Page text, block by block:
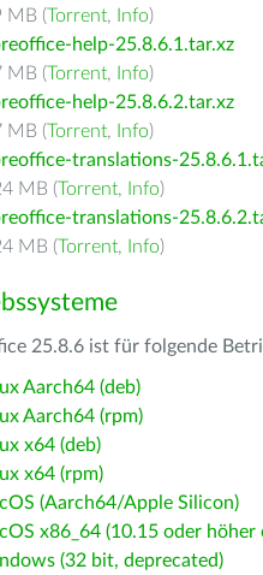
MB (Torrent, Info)
help-25.8.6.1.tar.xz
MB (Torrent, Info)
help-25.8.6.2.tar.xz
MB (Torrent, Info)
translations-
MB (Torrent, Info)
translations-
MB (Torrent, Info)
25.8.6 ist für folgende
Aarch64 (deb)
Aarch64 (rpm)
x64 (deb)
x64 (rpm)
(Aarch64/Apple Silicon)
x86_64 (10.15 oder
(32 bit, deprecated)